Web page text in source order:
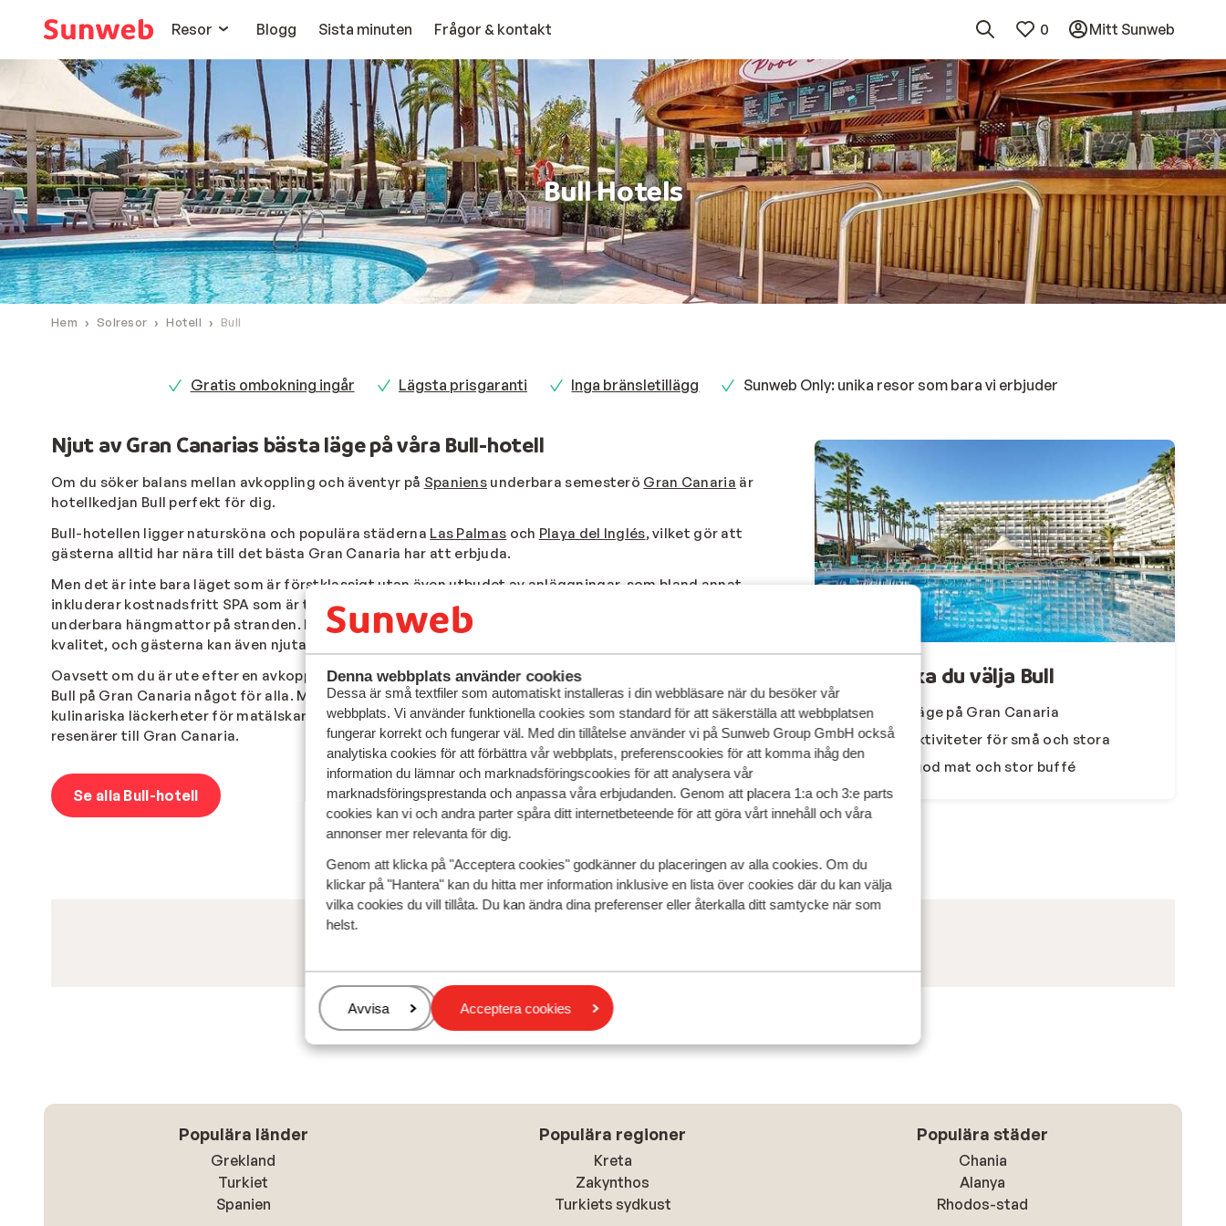
Denna webbplats använder cookies
Dessa är små textfiler som automatiskt installeras i din webbläsare när du besöker vår
webbplats. Vi använder funktionella cookies som standard för att säkerställa att webbplatsen
fungerar korrekt och fungerar väl. Med din tillåtelse använder vi på Sunweb Group GmbH också
analytiska cookies för att förbättra vår webbplats, preferenscookies för att komma ihåg den
information du lämnar och marknadsföringscookies för att analysera vår
marknadsföringsprestanda och anpassa våra erbjudanden. Genom att placera 1:a och 3:e parts
cookies kan vi och andra parter spåra ditt internetbeteende för att göra vårt innehåll och våra
annonser mer relevanta för dig.
Genom att klicka på "Acceptera cookies" godkänner du placeringen av alla cookies. Om du
klickar på "Hantera" kan du hitta mer information inklusive en lista över cookies där du kan välja
vilka cookies du vill tillåta. Du kan ändra dina preferenser eller återkalla ditt samtycke när som
helst.
Hantera
Avvisa Acceptera cookies
Resor
Blogg Sista minuten Frågor & kontakt 0 Mitt Sunweb
Bull Hotels
Hem Solresor Hotell Bull
Gratis ombokning ingår Lägsta prisgaranti Inga bränsletillägg Sunweb Only: unika resor som bara vi erbjuder
Njut av Gran Canarias bästa läge på våra Bull-hotell
Om du söker balans mellan avkoppling och äventyr på Spaniens underbara semesterö Gran Canaria är
hotellkedjan Bull perfekt för dig.
Bull-hotellen ligger natursköna och populära städerna Las Palmas och Playa del Inglés, vilket gör att
gästerna alltid har nära till det bästa Gran Canaria har att erbjuda.
Men det är inte bara läget som är förstklassigt utan även utbudet av anläggningar, som bland annat
inkluderar kostnadsfritt SPA som är tillgängligt för alla gäster, premiumdrycker till alla besökare i baren
underbara hängmattor på stranden. Bufféerna som serveras på Bull-hotellen är kända för sin exceptionella
kvalitet, och gästerna kan även njuta av lättare snacks i poolbaren.
Oavsett om du är ute efter en avkopplande strandsemester eller en äventyrlig ö-utflykt har hotellkedjan
Bull på Gran Canaria något för alla. Med sitt unika läge, sitt utbud av aktiviteter för alla åldrar och sina
kulinariska läckerheter för matälskare är det lätt att förstå varför den här hotellkedjan är ett förstaval för
resenärer till Gran Canaria.
Se alla Bull-hotell
Därför ska du välja Bull
Perfekt läge på Gran Canaria
Många aktiviteter för små och stora
Mycket god mat och stor buffé
Populära länder
Grekland
Turkiet
Spanien
Populära regioner
Kreta
Zakynthos
Turkiets sydkust
Populära städer
Chania
Alanya
Rhodos-stad